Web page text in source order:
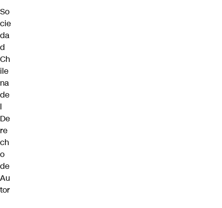
So
cie
da
d
Ch
ile
na
de
l
De
re
ch
o
de
Au
tor